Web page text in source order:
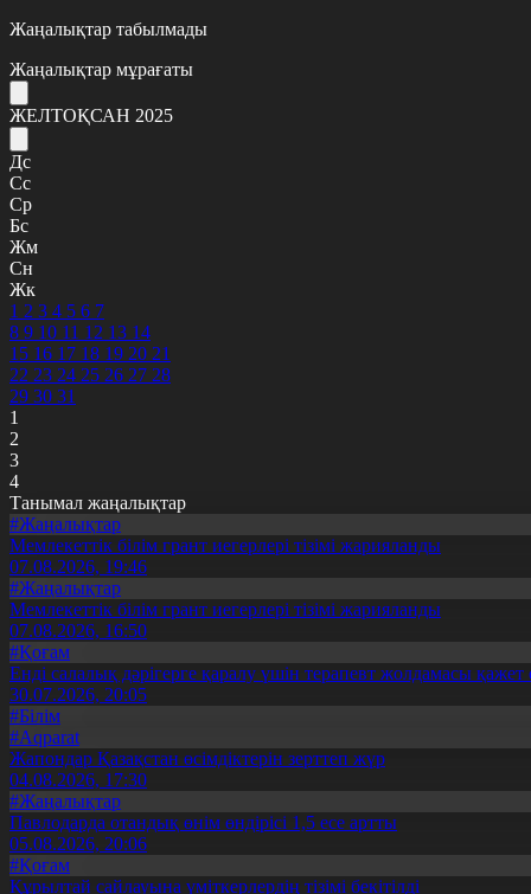
Жаңалықтар табылмады
Жаңалықтар мұрағаты
ЖЕЛТОҚСАН 2025
Дс
Сс
Ср
Бс
Жм
Сн
Жк
1 2 3 4 5 6 7
8 9 10 11 12 13 14
15 16 17 18 19 20 21
22 23 24 25 26 27 28
29 30 31
1
2
3
4
Танымал жаңалықтар
#Жаңалықтар
Мемлекеттік білім грант иегерлері тізімі жарияланды
07.08.2026, 19:46
#Жаңалықтар
Мемлекеттік білім грант иегерлері тізімі жарияланды
07.08.2026, 16:50
#Қоғам
Енді салалық дәрігерге қаралу үшін терапевт жолдамасы қажет
30.07.2026, 20:05
#Білім
#Aqparat
Жапондар Қазақстан өсімдіктерін зерттеп жүр
04.08.2026, 17:30
#Жаңалықтар
Павлодарда отандық өнім өндірісі 1,5 есе артты
05.08.2026, 20:06
#Қоғам
Құрылтай сайлауына үміткерлердің тізімі бекітілді